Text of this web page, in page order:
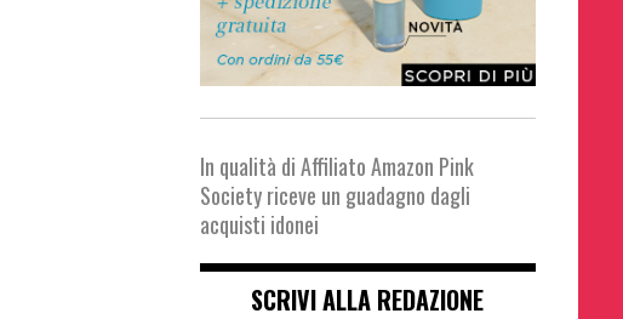
In qualità di Affiliato Amazon Pink
Society riceve un guadagno dagli
acquisti idonei
SCRIVI ALLA REDAZIONE